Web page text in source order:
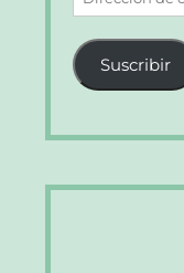
de
correo
electrónico
Suscribir